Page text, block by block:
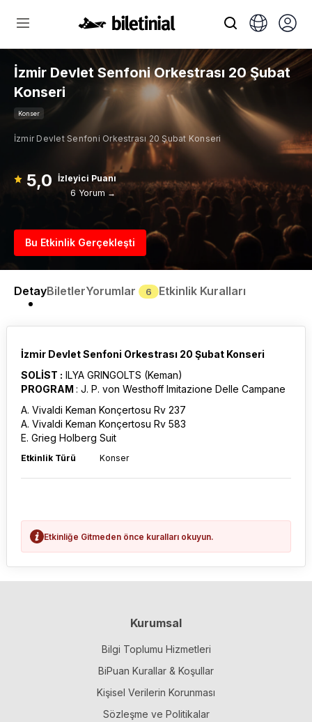
İzmir Devlet Senfoni Orkestrası 20 Şubat
Konseri
Konser
İzmir Devlet Senfoni Orkestrası 20 Şubat Konseri
5,0 İzleyici Puanı
6 Yorum →
Bu Etkinlik Gerçekleşti
DetayBiletlerYorumlar 6 Etkinlik Kuralları
İzmir Devlet Senfoni Orkestrası 20 Şubat Konseri
SOLİST : ILYA GRINGOLTS (Keman)
PROGRAM : J. P. von Westhoff Imitazione Delle Campane
A. Vivaldi Keman Konçertosu Rv 237
A. Vivaldi Keman Konçertosu Rv 583
E. Grieg Holberg Suit
Etkinlik Türü Konser
Etkinliğe Gitmeden önce kuralları okuyun.
Kurumsal
Bilgi Toplumu Hizmetleri
BiPuan Kurallar & Koşullar
Kişisel Verilerin Korunması
Sözleşme ve Politikalar